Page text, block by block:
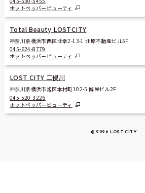
ホットペッパービューティ
Total Beauty LOSTCITY
神奈川県横浜市西区北幸2-13-1 北原不動産ビル5F
045-624-8779
ホットペッパービューティ
LOST CITY 二俣川
神奈川県横浜市旭区本村町102-5 博栄ビル2F
045-520-3226
ホットペッパービューティ
© 2026 LOST CITY.